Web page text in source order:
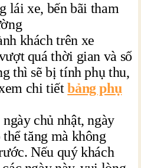
lái xe, bến bãi tham
khách trên xe
quá thời gian và số
thì sẽ bị tính phụ thu,
chi tiếtbảng phụ
chủ nhật, ngày
tăng mà không
Nếu quý khách